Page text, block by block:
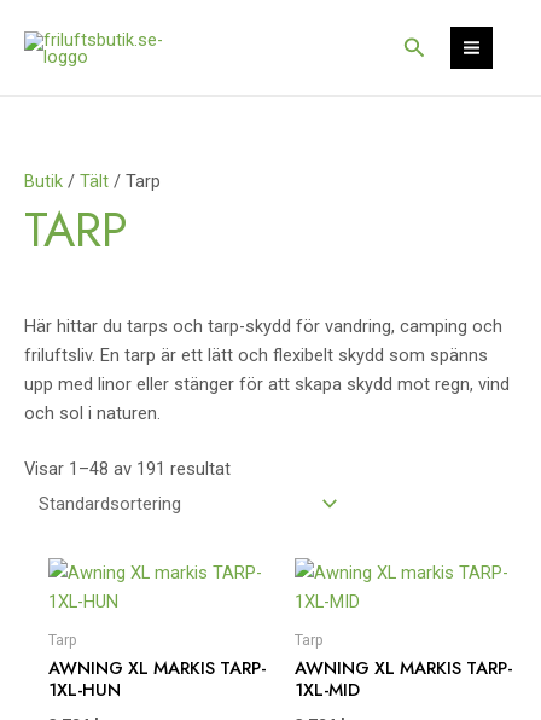
Sök
e
h
e
hButik / Tält / Tarp
TARP
Här hittar du tarps och tarp-skydd för vandring, camping och
friluftsliv. En tarp är ett lätt och flexibelt skydd som spänns
upp med linor eller stänger för att skapa skydd mot regn, vind
och sol i naturen.
Visar 1–48 av 191 resultat
Tarp
AWNING XL MARKIS TARP-
1XL-HUN
Tarp
AWNING XL MARKIS TARP-
1XL-MID